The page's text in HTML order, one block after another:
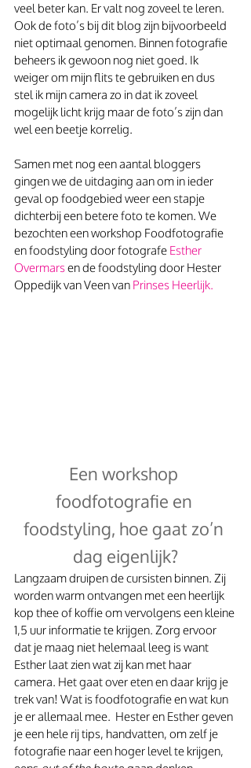
veel beter kan. Er valt nog zoveel te leren.
Ook de foto’s bij dit blog zijn bijvoorbeeld
niet optimaal genomen. Binnen fotografie
beheers ik gewoon nog niet goed. Ik
weiger om mijn flits te gebruiken en dus
stel ik mijn camera zo in dat ik zoveel
mogelijk licht krijg maar de foto’s zijn dan
wel een beetje korrelig.
Samen met nog een aantal bloggers
gingen we de uitdaging aan om in ieder
geval op foodgebied weer een stapje
dichterbij een betere foto te komen. We
bezochten een workshop Foodfotografie
en foodstyling door fotografe Esther
Overmars en de foodstyling door Hester
Oppedijk van Veen van Prinses Heerlijk.
Een workshop
foodfotografie en
foodstyling, hoe gaat zo’n
dag eigenlijk?
Langzaam druipen de cursisten binnen. Zij
worden warm ontvangen met een heerlijk
kop thee of koffie om vervolgens een kleine
1,5 uur informatie te krijgen. Zorg ervoor
dat je maag niet helemaal leeg is want
Esther laat zien wat zij kan met haar
camera. Het gaat over eten en daar krijg je
trek van! Wat is foodfotografie en wat kun
je er allemaal mee.  Hester en Esther geven
je een hele rij tips, handvatten, om zelf je
fotografie naar een hoger level te krijgen,